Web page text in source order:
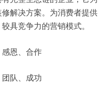
解决方案。为消费者提供
具竞争力的营销模式。
恩、合作
队、成功